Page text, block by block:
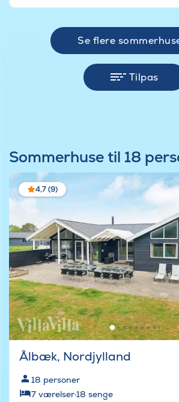
Se flere
Tilpas
Sommerhuse til 18
4,7 (9)
Ålbæk, Nordjylland
18 personer
7 værelser·18 senge